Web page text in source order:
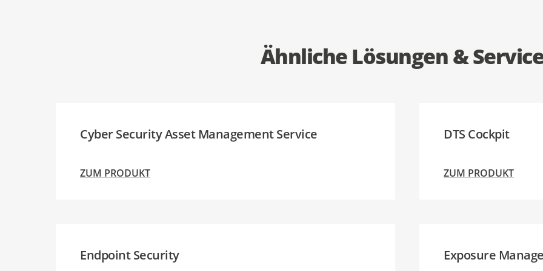
Ähnliche Lösungen &
Cyber Security Asset Management Service
ZUM PRODUKT
DTS Cockpit
ZUM PRODUKT
Endpoint Security Exposure